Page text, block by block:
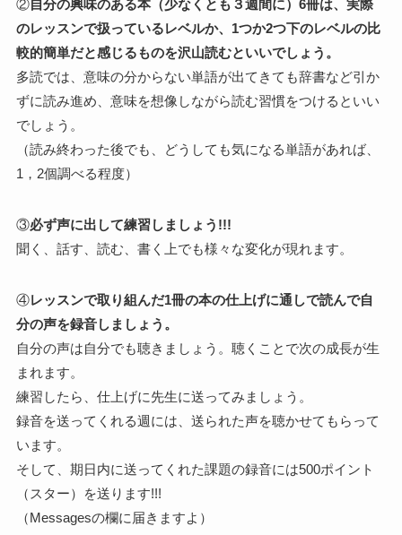
②自分の興味のある本（少なくとも３週間に）6冊は、実際
のレッスンで扱っているレベルか、1つか2つ下のレベルの比
較的簡単だと感じるものを沢山読むといいでしょう。
多読では、意味の分からない単語が出てきても辞書など引か
ずに読み進め、意味を想像しながら読む習慣をつけるといい
でしょう。
（読み終わった後でも、どうしても気になる単語があれば、
1，2個調べる程度）
③必ず声に出して練習しましょう!!!
聞く、話す、読む、書く上でも様々な変化が現れます。
④レッスンで取り組んだ1冊の本の仕上げに通しで読んで自
分の声を録音しましょう。
自分の声は自分でも聴きましょう。聴くことで次の成長が生
まれます。
練習したら、仕上げに先生に送ってみましょう。
録音を送ってくれる週には、送られた声を聴かせてもらって
います。
そして、期日内に送ってくれた課題の録音には500ポイント
（スター）を送ります!!!
（Messagesの欄に届きますよ）